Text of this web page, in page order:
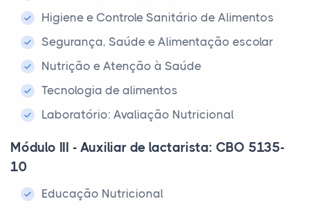
Higiene e Controle Sanitário de Alimentos
Segurança, Saúde e Alimentação escolar
Nutrição e Atenção à Saúde
Tecnologia de alimentos
Laboratório: Avaliação Nutricional
Módulo III - Auxiliar de lactarista: CBO 5135-
10
Educação Nutricional